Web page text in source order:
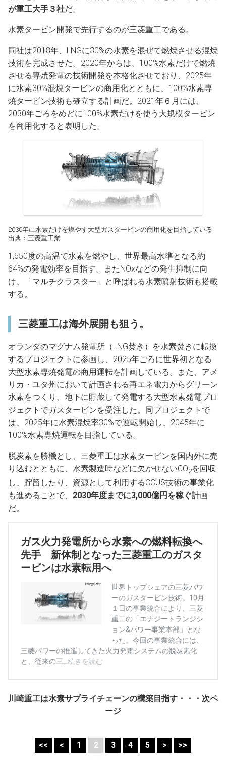
が重工大手３社だ。
水素タービン開発で先行するのが三菱重工である。
同社は2018年、LNGに30%の水素を混ぜて燃焼させる混焼
技術を完成させた。2020年からは、100%水素だけで燃焼
させる専焼発電の技術開発を本格化させており、2025年
に水素30%混焼タービンの商用化とともに、100%水素専
焼タービン技術も確立する計画だ。2021年６月には、
2030年ごろをめどに100%水素だけを使う大規模タービン
を商用化すると表明した。
2030年に水素だけを燃やす大型ガスタービンの商用化を目指している
出典：三菱重工業
1,650度の高温で水素を燃やし、世界最高水準となる約
64%の発電効率を目指す。またNOxなどの発生抑制に向
け、「マルチクラスター」と呼ばれる水素噴射技術も搭載
する。
三菱重工は海外展開も狙う。
オランダのマグナム発電所（LNG焚き）を水素焚きに転換
するプロジェクトに参画し、2025年ごろに世界初となる
大型水素専焼発電の商用運転を計画している。また、アメ
リカ・ユタ州において計画される再エネ電力からグリーン
水素をつくり、地下に貯蔵して発電する大型水素発電プロ
ジェクトでガスタービンを受注した。同プロジェクトで
は、2025年に水素混焼率30%で運転開始し、2045年に
100%水素専焼運転を目指している。
脱炭素を勝機とし、三菱重工は水素タービンを国内外に売
り込むとともに、水素製造時などに欠かせないCO2を回収
し、貯留したり、資源として利用するCCUS技術の事業化
も進めることで、 2030年度までに3,000億円を稼ぐ計画
だ。
川崎重工は水素サプライチェーンの構築目指す・・・次ペ
ージ
<< < 1 2 3 4 5 > >>